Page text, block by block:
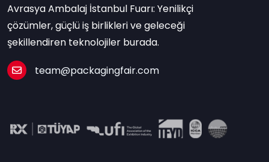
Avrasya Ambalaj İstanbul Fuarı: Yenilikçi
çözümler, güçlü iş birlikleri ve geleceği
şekillendiren teknolojiler burada.
team@packagingfair.com